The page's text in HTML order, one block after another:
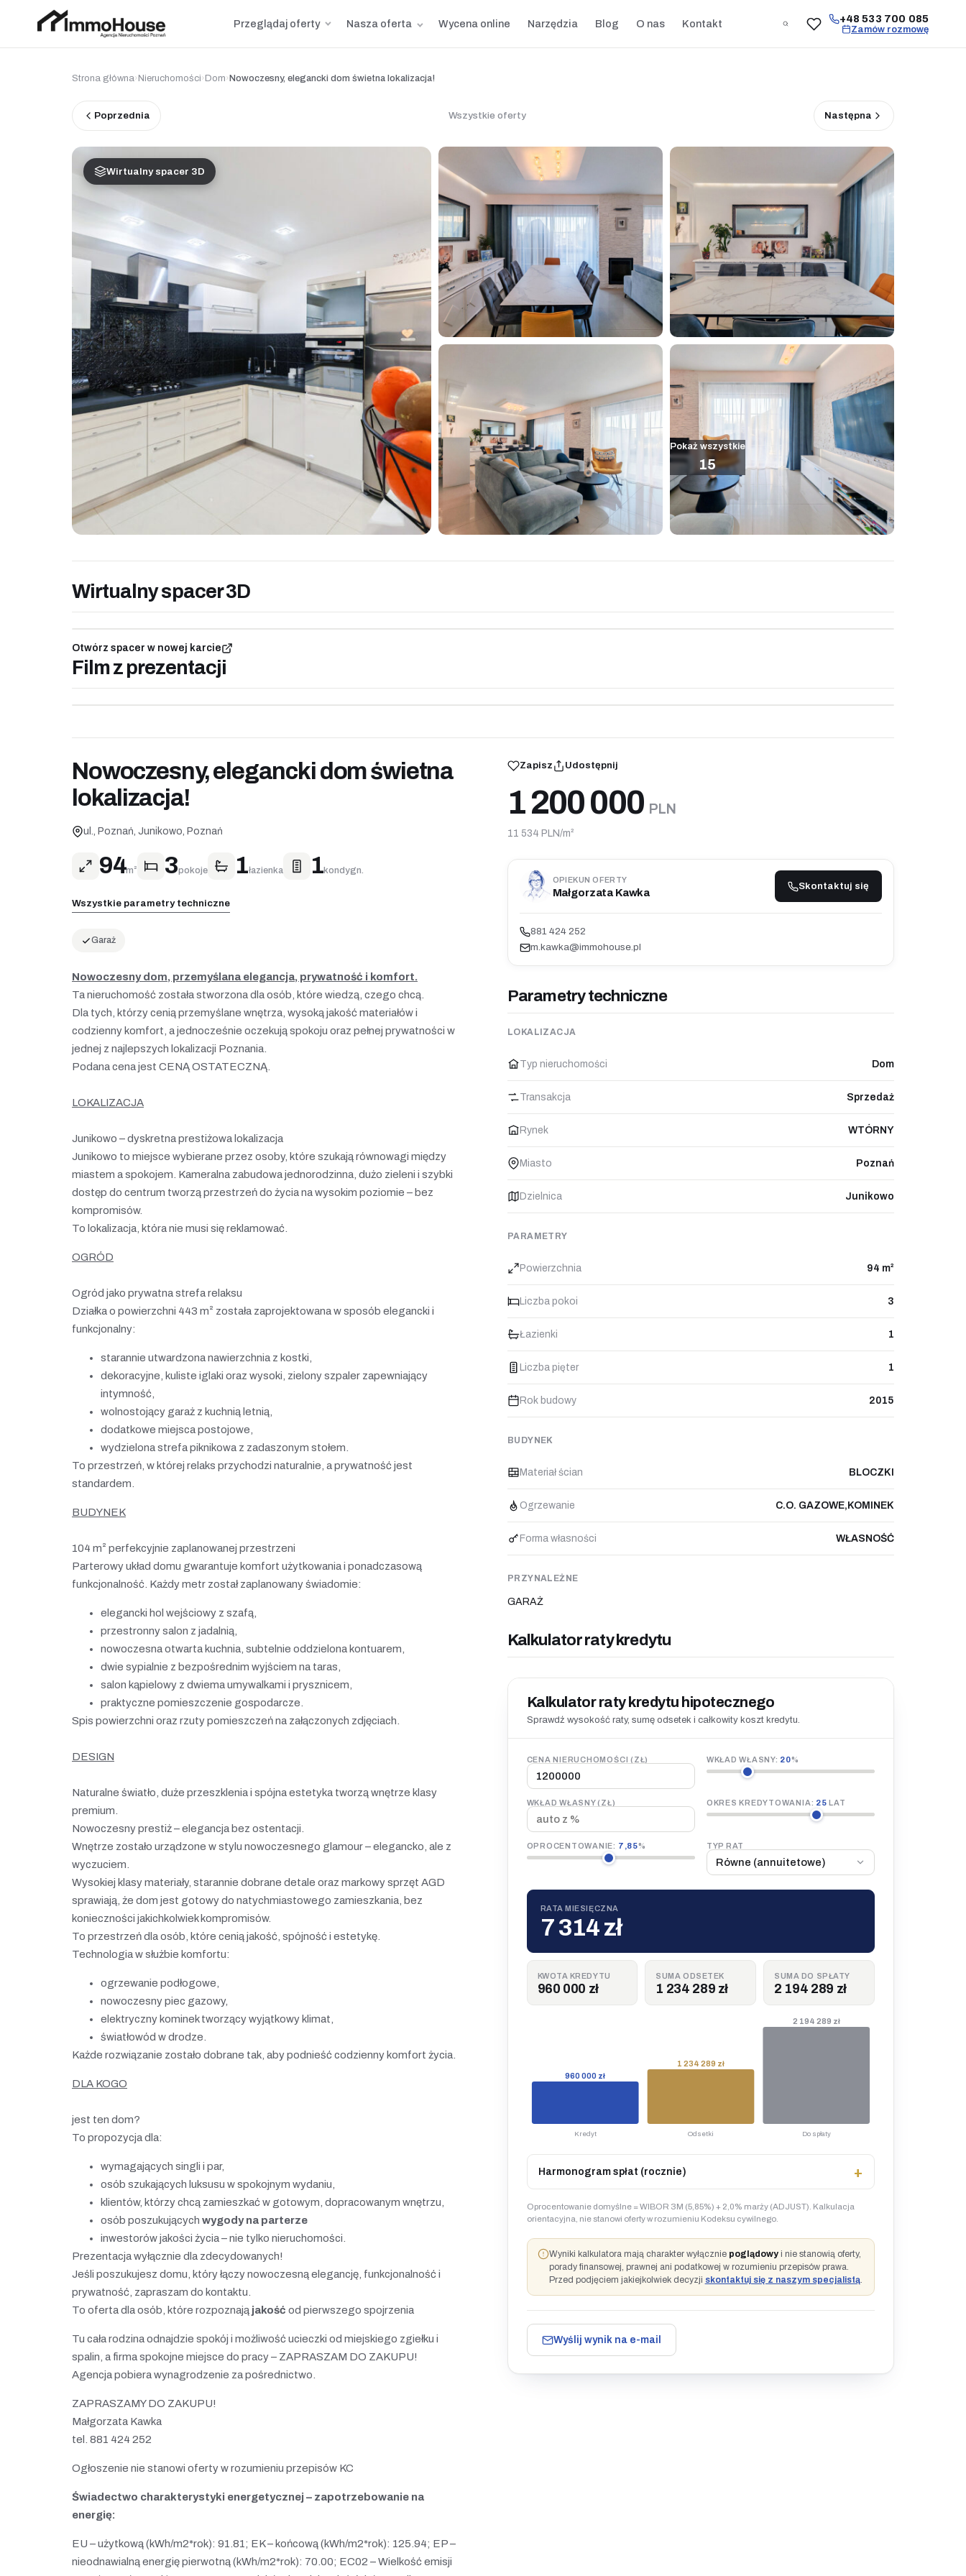
Przeglądaj oferty Nasza oferta Wycena online Narzędzia Blog O nas Kontakt +48 533 700 085
Zamów rozmowę
Strona główna› Nieruchomości› Dom› Nowoczesny, elegancki dom świetna lokalizacja!
Poprzednia Wszystkie oferty Następna
Wirtualny spacer 3D
Pokaż wszystkie
15
Wirtualny spacer 3D
Otwórz spacer w nowej karcie
Film z prezentacji
Zapisz Udostępnij
1 200 000 PLN
11 534 PLN/m²
OPIEKUN OFERTY
Małgorzata Kawka
Skontaktuj się
881 424 252
m.kawka@immohouse.pl
Parametry techniczne
LOKALIZACJA
Typ nieruchomości Dom
Transakcja Sprzedaż
Rynek WTÓRNY
Miasto Poznań
Dzielnica Junikowo
PARAMETRY
Powierzchnia 94 m²
Liczba pokoi 3
Łazienki 1
Liczba pięter 1
Rok budowy 2015
BUDYNEK
Materiał ścian BLOCZKI
Ogrzewanie C.O. GAZOWE,KOMINEK
Forma własności WŁASNOŚĆ
PRZYNALEŻNE
GARAŻ
Kalkulator raty kredytu
Kalkulator raty kredytu hipotecznego
Sprawdź wysokość raty, sumę odsetek i całkowity koszt kredytu.
CENA NIERUCHOMOŚCI (ZŁ) WKŁAD WŁASNY: 20%
WKŁAD WŁASNY (ZŁ) OKRES KREDYTOWANIA: 25 LAT
OPROCENTOWANIE: 7,85% TYP RAT
RATA MIESIĘCZNA
7 314 zł
KWOTA KREDYTU
960 000 zł
SUMA ODSETEK
1 234 289 zł
SUMA DO SPŁATY
2 194 289 zł
960 000 zł
Kredyt
1 234 289 zł
Odsetki
2 194 289 zł
Do spłaty
Harmonogram spłat (rocznie)
Oprocentowanie domyślne = WIBOR 3M (5,85%) + 2,0% marży (ADJUST). Kalkulacja
orientacyjna, nie stanowi oferty w rozumieniu Kodeksu cywilnego.
Wyniki kalkulatora mają charakter wyłącznie poglądowyi nie stanowią oferty,
porady finansowej, prawnej ani podatkowej w rozumieniu przepisów prawa.
Przed podjęciem jakiejkolwiek decyzji skontaktuj się z naszym specjalistą.
Wyślij wynik na e-mail
Nowoczesny, elegancki dom świetna
lokalizacja!
ul., Poznań, Junikowo, Poznań
94m² 3pokoje 1łazienka 1kondygn.
Wszystkie parametry techniczne
Garaż
Nowoczesny dom, przemyślana elegancja, prywatność i komfort.
Ta nieruchomość została stworzona dla osób, które wiedzą, czego chcą.
Dla tych, którzy cenią przemyślane wnętrza, wysoką jakość materiałów i
codzienny komfort, a jednocześnie oczekują spokoju oraz pełnej prywatności w
jednej z najlepszych lokalizacji Poznania.
Podana cena jest CENĄ OSTATECZNĄ.
LOKALIZACJA
Junikowo – dyskretna prestiżowa lokalizacja
Junikowo to miejsce wybierane przez osoby, które szukają równowagi między
miastem a spokojem. Kameralna zabudowa jednorodzinna, dużo zieleni i szybki
dostęp do centrum tworzą przestrzeń do życia na wysokim poziomie – bez
kompromisów.
To lokalizacja, która nie musi się reklamować.
OGRÓD
Ogród jako prywatna strefa relaksu
Działka o powierzchni 443 m² została zaprojektowana w sposób elegancki i
funkcjonalny:
starannie utwardzona nawierzchnia z kostki,
dekoracyjne, kuliste iglaki oraz wysoki, zielony szpaler zapewniający
intymność,
wolnostojący garaż z kuchnią letnią,
dodatkowe miejsca postojowe,
wydzielona strefa piknikowa z zadaszonym stołem.
To przestrzeń, w której relaks przychodzi naturalnie, a prywatność jest
standardem.
BUDYNEK
104 m² perfekcyjnie zaplanowanej przestrzeni
Parterowy układ domu gwarantuje komfort użytkowania i ponadczasową
funkcjonalność. Każdy metr został zaplanowany świadomie:
elegancki hol wejściowy z szafą,
przestronny salon z jadalnią,
nowoczesna otwarta kuchnia, subtelnie oddzielona kontuarem,
dwie sypialnie z bezpośrednim wyjściem na taras,
salon kąpielowy z dwiema umywalkami i prysznicem,
praktyczne pomieszczenie gospodarcze.
Spis powierzchni oraz rzuty pomieszczeń na załączonych zdjęciach.
DESIGN
Naturalne światło, duże przeszklenia i spójna estetyka tworzą wnętrze klasy
premium.
Nowoczesny prestiż – elegancja bez ostentacji.
Wnętrze zostało urządzone w stylu nowoczesnego glamour – elegancko, ale z
wyczuciem.
Wysokiej klasy materiały, starannie dobrane detale oraz markowy sprzęt AGD
sprawiają, że dom jest gotowy do natychmiastowego zamieszkania, bez
konieczności jakichkolwiek kompromisów.
To przestrzeń dla osób, które cenią jakość, spójność i estetykę.
Technologia w służbie komfortu:
ogrzewanie podłogowe,
nowoczesny piec gazowy,
elektryczny kominek tworzący wyjątkowy klimat,
światłowód w drodze.
Każde rozwiązanie zostało dobrane tak, aby podnieść codzienny komfort życia.
DLA KOGO
jest ten dom?
To propozycja dla:
wymagających singli i par,
osób szukających luksusu w spokojnym wydaniu,
klientów, którzy chcą zamieszkać w gotowym, dopracowanym wnętrzu,
osób poszukujących wygody na parterze
inwestorów jakości życia – nie tylko nieruchomości.
Prezentacja wyłącznie dla zdecydowanych!
Jeśli poszukujesz domu, który łączy nowoczesną elegancję, funkcjonalność i
prywatność, zapraszam do kontaktu.
To oferta dla osób, które rozpoznają jakość od pierwszego spojrzenia
Tu cała rodzina odnajdzie spokój i możliwość ucieczki od miejskiego zgiełku i
spalin, a firma spokojne miejsce do pracy – ZAPRASZAM DO ZAKUPU!
Agencja pobiera wynagrodzenie za pośrednictwo.
ZAPRASZAMY DO ZAKUPU!
Małgorzata Kawka
tel. 881 424 252
Ogłoszenie nie stanowi oferty w rozumieniu przepisów KC
Świadectwo charakterystyki energetycznej – zapotrzebowanie na
energię:
EU – użytkową (kWh/m2*rok): 91.81; EK – końcową (kWh/m2*rok): 125.94; EP –
nieodnawialną energię pierwotną (kWh/m2*rok): 70.00; EC02 – Wielkość emisji